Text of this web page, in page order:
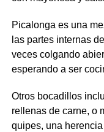
Picalonga es una
las partes internas
veces colgando
esperando a ser
Otros bocadillos
rellenas de carne, o
quipes, una